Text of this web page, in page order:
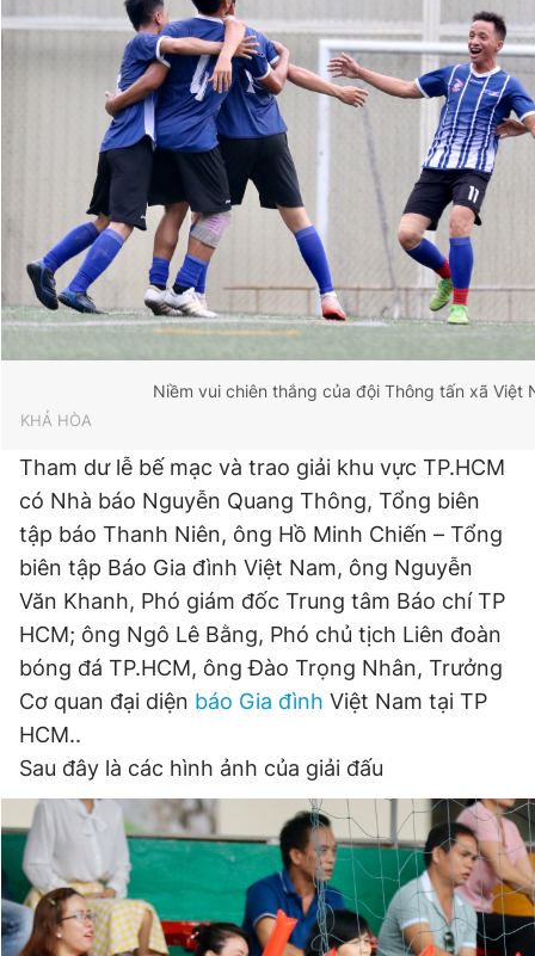
Niềm vui chiên thắng của đội Thông tấn xã Việt
KHẢ HÒA
Tham dư lễ bế mạc và trao giải khu vực TP.HCM
có Nhà báo Nguyễn Quang Thông, Tổng biên
tập báo Thanh Niên, ông Hồ Minh Chiến – Tổng
biên tập Báo Gia đình Việt Nam, ông Nguyễn
Văn Khanh, Phó giám đốc Trung tâm Báo chí TP
HCM; ông Ngô Lê Bằng, Phó chủ tịch Liên đoàn
bóng đá TP.HCM, ông Đào Trọng Nhân, Trưởng
Cơ quan đại diện báo Gia đình Việt Nam tại TP
HCM..
Sau đây là các hình ảnh của giải đấu